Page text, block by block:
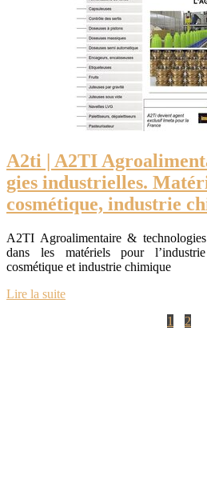
A2ti | A2TI
gies in­dustriel­les.
cosmétique, industrie
A2TI Agroalimentaire &
dans les matériels pour
cosmétique et industrie chimique
Lire la suite
1
2